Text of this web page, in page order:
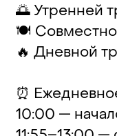
🌅 Утренней
🍽️
🔥 Дневной
⏰
10:00 —